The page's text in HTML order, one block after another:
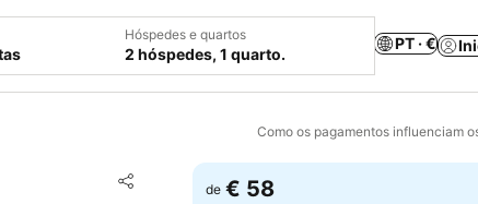
Hóspedes e quartos
2 hóspedes, 1 quarto.
PT · €
Como os pagamentos influenciam
Partilhar
Adicionar aos favoritos
de € 58